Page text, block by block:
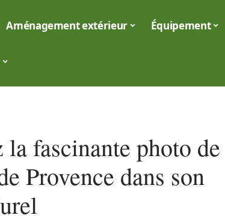
Aménagement extérieur Équipement
fascinante photo de
Provence dans son